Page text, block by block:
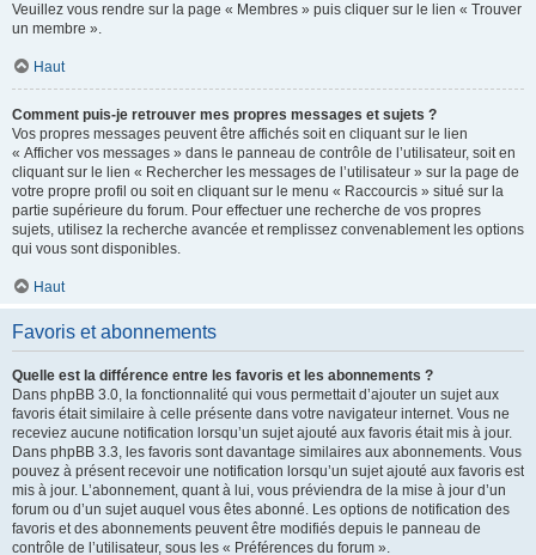
Veuillez vous rendre sur la page « Membres » puis cliquer sur le lien « Trouver
un membre ».
Haut
Comment puis-je retrouver mes propres messages et sujets ?
Vos propres messages peuvent être affichés soit en cliquant sur le lien
« Afficher vos messages » dans le panneau de contrôle de l’utilisateur, soit en
cliquant sur le lien « Rechercher les messages de l’utilisateur » sur la page de
votre propre profil ou soit en cliquant sur le menu « Raccourcis » situé sur la
partie supérieure du forum. Pour effectuer une recherche de vos propres
sujets, utilisez la recherche avancée et remplissez convenablement les options
qui vous sont disponibles.
Haut
Favoris et abonnements
Quelle est la différence entre les favoris et les abonnements ?
Dans phpBB 3.0, la fonctionnalité qui vous permettait d’ajouter un sujet aux
favoris était similaire à celle présente dans votre navigateur internet. Vous ne
receviez aucune notification lorsqu’un sujet ajouté aux favoris était mis à jour.
Dans phpBB 3.3, les favoris sont davantage similaires aux abonnements. Vous
pouvez à présent recevoir une notification lorsqu’un sujet ajouté aux favoris est
mis à jour. L’abonnement, quant à lui, vous préviendra de la mise à jour d’un
forum ou d’un sujet auquel vous êtes abonné. Les options de notification des
favoris et des abonnements peuvent être modifiés depuis le panneau de
contrôle de l’utilisateur, sous les « Préférences du forum ».